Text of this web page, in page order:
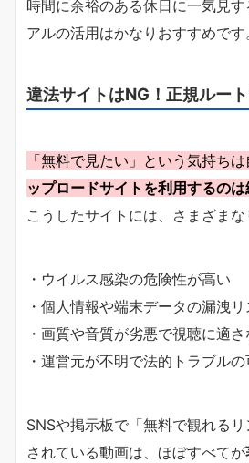
時間に余裕のある休日に一気見
アルの活用はかなりおすすめです
違法サイトはNG！正規ルー
「無料で見たい」という気持ちは
ップロードサイトを利用するのは
こうしたサイトには、さまざまな
・ウイルス感染の危険性が高い
・個人情報や端末データの漏洩リ
・画質や音質が劣悪で視聴に適さ
・運営元が不明で法的トラブルの
SNSや掲示板で「無料で観れる
されている動画は、ほぼすべてが